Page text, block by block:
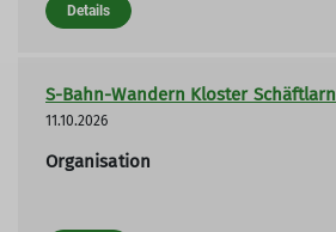
Details
S-Bahn-Wandern Kloster Schäftlarn
11.10.2026
Organisation